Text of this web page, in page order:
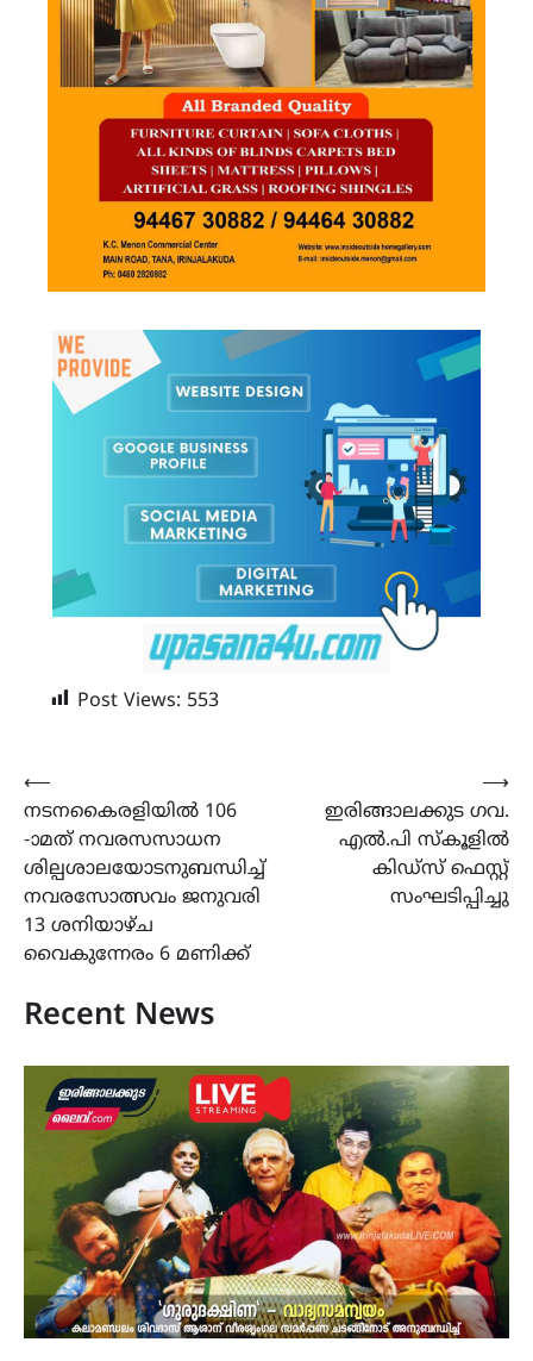
Post Views: 553
Post
navigation
⟵
നടനകൈരളിയിൽ 106
-ാമത് നവരസസാധന
ശില്പശാലയോടനുബന്ധിച്ച്
നവരസോത്സവം ജനുവരി
13 ശനിയാഴ്ച
വൈകുന്നേരം 6 മണിക്ക്
ഇരിങ്ങാലക്കുട ഗവ.
എൽ.പി സ്കൂളിൽ
കിഡ്സ് ഫെസ്റ്റ്
സംഘടിപ്പിച്ചു
⟶
Recent News